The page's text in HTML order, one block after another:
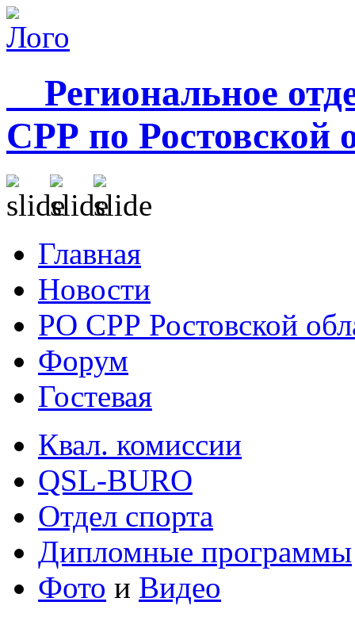
Региональное
СРР по Ростовской
Главная
Новости
РО СРР Ростовской
Форум
Гостевая
Квал. комиссии
QSL-BURO
Отдел спорта
Дипломные программы
Фото и Видео